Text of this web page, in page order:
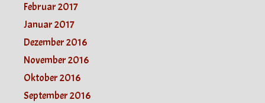
Februar 2017
Januar 2017
Dezember 2016
November 2016
Oktober 2016
September 2016